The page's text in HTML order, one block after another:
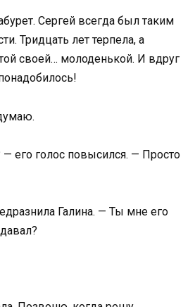
Сергей всегда был таким
Тридцать лет терпела, а
своей… молоденькой. И вдруг
его голос повысился. — Просто
Галина. — Ты мне его